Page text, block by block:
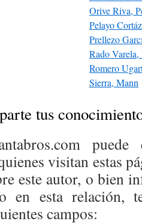
Orive Riva,
Pelayo
Prellezo
Rado Varela,
Romero
Sierra, Mann
tus
visitan estas
este autor, o bien
en esta relación,
campos: